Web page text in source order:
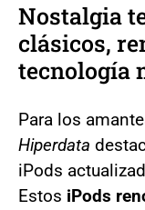
Nostalgia
clásicos,
tecnología
Para los
Hiperdata
iPods
Estos iPods